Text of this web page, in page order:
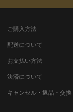
ご購入方法
配送について
お支払い方法
決済について
キャンセル・返品・交換